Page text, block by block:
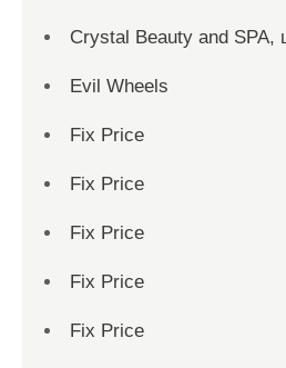
Crystal Beauty and SPA,
Evil Wheels
Fix Price
Fix Price
Fix Price
Fix Price
Fix Price